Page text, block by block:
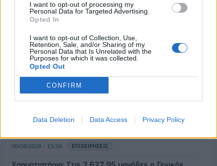
I want to opt-out of processing my
Personal Data for Targeted Advertising.
Opted In
I want to opt-out of Collection, Use,
Retention, Sale, and/or Sharing of my
Personal Data that Is Unrelated with the
Purposes for which it was collected.
Opted Out
CONFIRM
Data Deletion Data Access Privacy Policy
06/08/2026 - 17:18 ΠΟΛΙΤΙΚΗ
Κάρτας Αγρότη μέσω της ΕΑΕ 2026
06/08/2026 - 16:51 ΟΙΚΟΝΟΜΙΑ
Eurobank: Εξελίξεις και προοπτικές στις αγορές
πετρελαίου και φυσικού αερίου στην Ευρώπη
06/08/2026 - 16:20 ΕΝΕΡΓΕΙΑ
στην ανάπτυξη - Μεγαλύτερη πρόκληση η
06/08/2026 - 15:56 ΕΠΙΧΕΙΡΗΣΕΙΣ